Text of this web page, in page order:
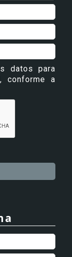
datos para
conforme a